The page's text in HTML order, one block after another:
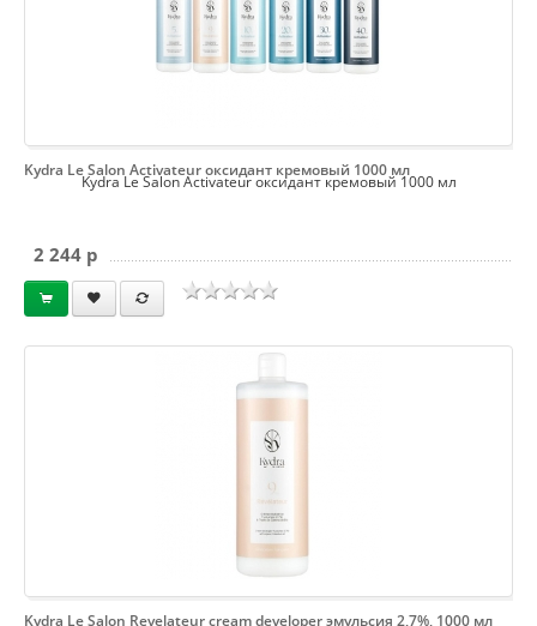
Kydra Le Salon Activateur оксидант кремовый 1000 мл
Kydra Le Salon Activateur оксидант кремовый 1000 мл
2 244 p
Kydra Le Salon Revelateur cream developer эмульсия 2,7%, 1000 мл